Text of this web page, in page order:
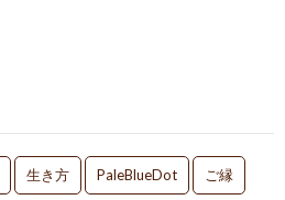
生き方 PaleBlueDot ご縁